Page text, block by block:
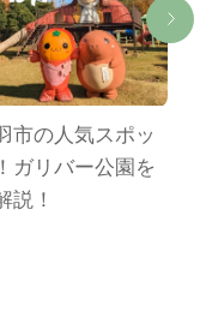
市の人気スポッ
ガリバー公園を
説！